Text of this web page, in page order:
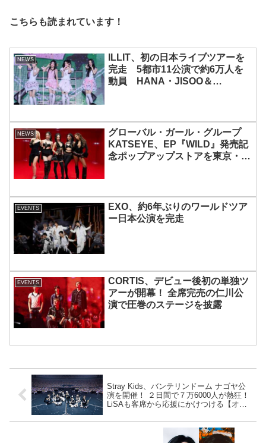
こちらも読まれています！
NEWS
ILLIT、初の日本ライブツアーを
完走 5都市11公演で約6万人を
動員 HANA・JISOO＆
NEWS
グローバル・ガール・グループ
KATSEYE、EP『WILD』発売記
念ポップアップストアを東京・原
EVENTS
EXO、約6年ぶりのワールドツア
ー日本公演を完走
EVENTS
CORTIS、デビュー後初の単独ツ
アーが開幕！ 全席完売の仁川公
演で圧巻のステージを披露
Stray Kids、バンテリンドーム ナゴヤ公
演を開催！ ２日間で７万6000人が熱狂！
LiSAも客席から応援にかけつける【オフ